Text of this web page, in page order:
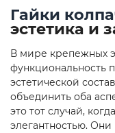
Гайки
эстетика и
В мире крепежных
функциональность
эстетической
объединить оба
это тот случай,
элегантностью.